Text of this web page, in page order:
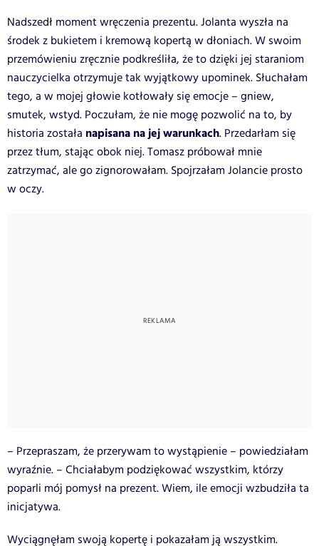
Nadszedł moment wręczenia prezentu. Jolanta wyszła na
środek z bukietem i kremową kopertą w dłoniach. W swoim
przemówieniu zręcznie podkreśliła, że to dzięki jej staraniom
nauczycielka otrzymuje tak wyjątkowy upominek. Słuchałam
tego, a w mojej głowie kotłowały się emocje – gniew,
smutek, wstyd. Poczułam, że nie mogę pozwolić na to, by
historia została napisana na jej warunkach. Przedarłam się
przez tłum, stając obok niej. Tomasz próbował mnie
zatrzymać, ale go zignorowałam. Spojrzałam Jolancie prosto
w oczy.
– Przepraszam, że przerywam to wystąpienie – powiedziałam
wyraźnie. – Chciałabym podziękować wszystkim, którzy
poparli mój pomysł na prezent. Wiem, ile emocji wzbudziła ta
inicjatywa.
Wyciągnęłam swoją kopertę i pokazałam ją wszystkim.